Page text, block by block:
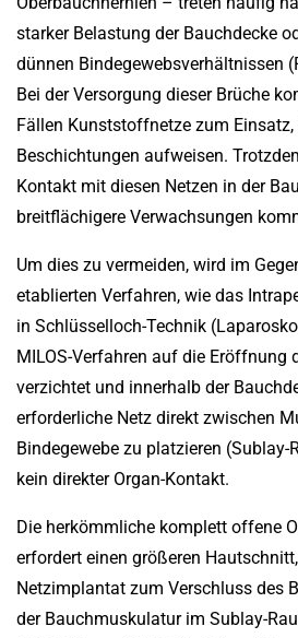
starker Belastung der Bauchdecke
dünnen Bindegewebsverhältnissen
Bei der Versorgung dieser Brüche
Fällen Kunststoffnetze zum Einsatz,
Beschichtungen aufweisen.
Kontakt mit diesen Netzen in der
breitflächigere Verwachsungen
Um dies zu vermeiden, wird im
etablierten Verfahren, wie das
in Schlüsselloch-Technik
MILOS-Verfahren auf die Eröffnung
verzichtet und innerhalb der
erforderliche Netz direkt zwischen
Bindegewebe zu platzieren
kein direkter Organ-Kontakt.
Die herkömmliche komplett offene
erfordert einen größeren
Netzimplantat zum Verschluss des
der Bauchmuskulatur im Sublay-